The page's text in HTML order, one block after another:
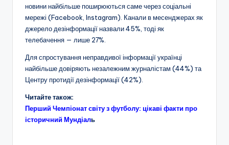
новини найбільше поширюються саме через соціальні
мережі (Facebook, Instagram). Канали в месенджерах як
джерело дезінформації назвали 45%, тоді як
телебачення — лише 27%.
Для спростування неправдивої інформації українці
найбільше довіряють незалежним журналістам (44%) та
Центру протидії дезінформації (42%).
Читайте також:
Перший Чемпіонат світу з футболу: цікаві факти про
історичний Мундіаль